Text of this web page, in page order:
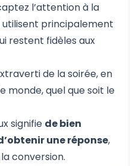
l’attention à la
utilisent principalement
restent fidèles aux
de la soirée, en
monde, quel que soit le
signifie de bien
une réponse,
conversion.